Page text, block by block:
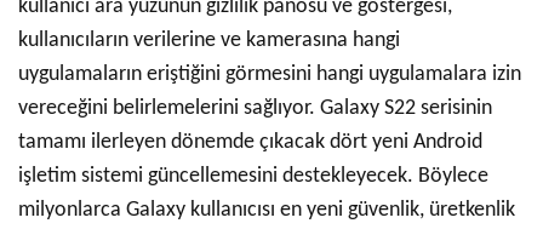
kullanıcı ara yüzünün gizlilik panosu ve göstergesi,
kullanıcıların verilerine ve kamerasına hangi
uygulamaların eriştiğini görmesini hangi uygulamalara izin
vereceğini belirlemelerini sağlıyor. Galaxy S22 serisinin
tamamı ilerleyen dönemde çıkacak dört yeni Android
işletim sistemi güncellemesini destekleyecek. Böylece
milyonlarca Galaxy kullanıcısı en yeni güvenlik, üretkenlik